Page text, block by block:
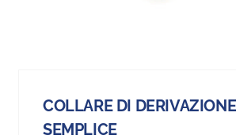
COLLARE DI DERIVAZIONE
SEMPLICE